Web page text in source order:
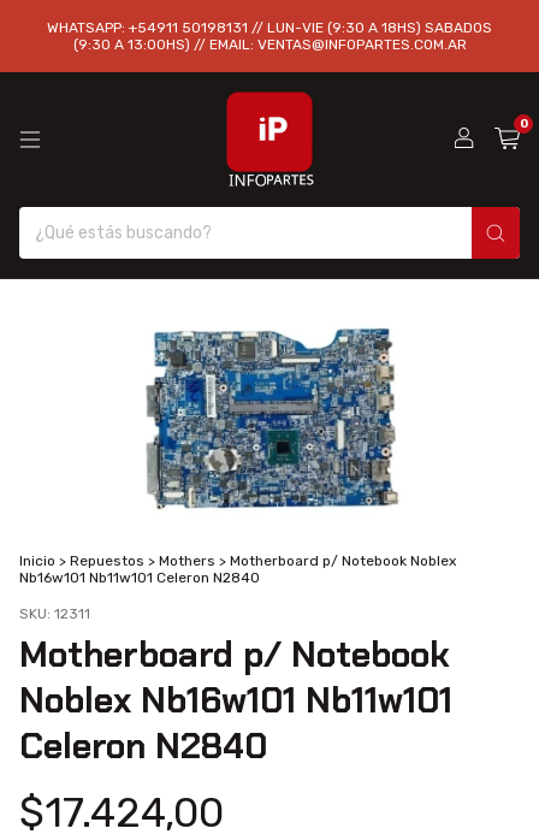
WHATSAPP: +54911 50198131 // LUN-VIE (9:30 A 18HS) SABADOS
(9:30 A 13:00HS) // EMAIL: VENTAS@INFOPARTES.COM.AR
0
Inicio > Repuestos > Mothers > Motherboard p/ Notebook Noblex
Nb16w101 Nb11w101 Celeron N2840
SKU: 12311
Motherboard p/ Notebook
Noblex Nb16w101 Nb11w101
Celeron N2840
$17.424,00